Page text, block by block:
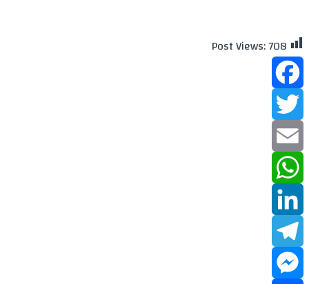
Post Views:708
Facebook
Twitter
Email
WhatsApp
LinkedIn
Telegram